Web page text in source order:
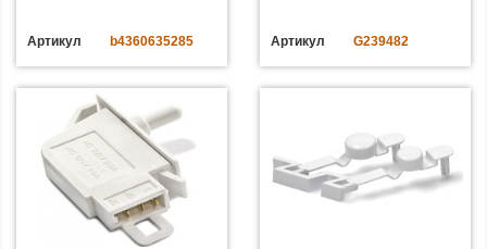
Артикул b4360635285 Артикул G239482